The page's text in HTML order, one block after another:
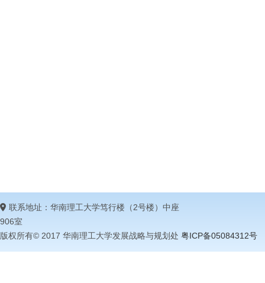
联系地址：华南理工大学笃行楼（2号楼）中座
906室
版权所有© 2017 华南理工大学发展战略与规划处 粤ICP备05084312号